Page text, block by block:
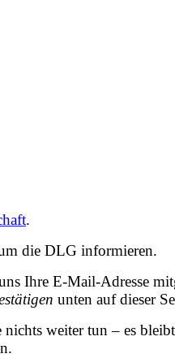
.
die DLG informieren.
Ihre E-Mail-Adresse
unten auf dieser
weiter tun – es